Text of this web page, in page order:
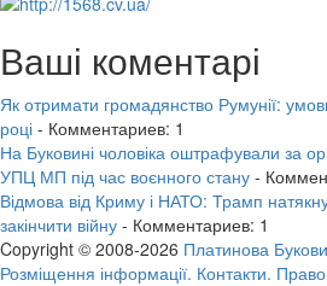
Ваші коментарі
Як отримати громадянство Румунії:
році - Комментариев: 1
На Буковині чоловіка оштрафували за
УПЦ МП під час воєнного стану -
Відмова від Криму і НАТО: Трамп
закінчити війну - Комментариев: 1
Copyright © 2008-2026 Платинова
Розміщення інформації. Контакти.